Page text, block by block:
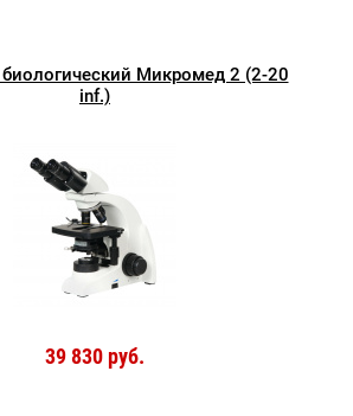
Микромед 2 (2-20
inf.)
39 830 руб.